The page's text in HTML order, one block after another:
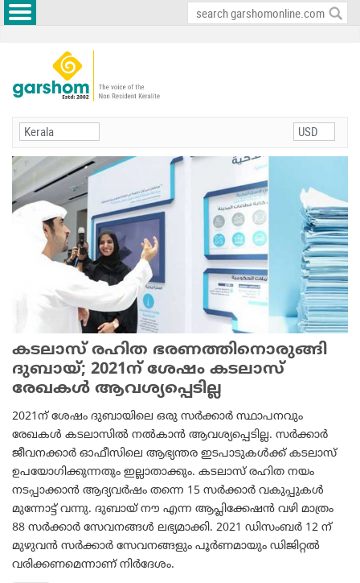
കടലാസ് രഹിത ഭരണത്തിനൊരുങ്ങി
ദുബായ്; 2021ന് ശേഷം കടലാസ്
രേഖകള്‍ ആവശ്യപ്പെടില്ല
2021ന് ശേഷം ദുബായിലെ ഒരു സര്‍ക്കാര്‍ സ്ഥാപനവും
രേഖകള്‍ കടലാസില്‍ നല്‍കാന്‍ ആവശ്യപ്പെടില്ല. സര്‍ക്കാര്‍
ജീവനക്കാര്‍ ഓഫീസിലെ ആഭ്യന്തര ഇടപാടുകള്‍ക്ക് കടലാസ്
ഉപയോഗിക്കുന്നതും ഇല്ലാതാക്കും. കടലാസ് രഹിത നയം
നടപ്പാക്കാന്‍ ആദ്യവര്‍ഷം തന്നെ 15 സര്‍ക്കാര്‍ വകുപ്പുകള്‍
മുന്നോട്ട് വന്നു. ദുബായ് നൗ എന്ന ആപ്ലിക്കേഷന്‍ വഴി മാത്രം
88 സര്‍ക്കാര്‍ സേവനങ്ങള്‍ ലഭ്യമാക്കി. 2021 ഡിസംബര്‍ 12 ന്
മുഴുവന്‍ സര്‍ക്കാര്‍ സേവനങ്ങളും പൂര്‍ണമായും ഡിജിറ്റല്‍
വരിക്കണമെന്നാണ് നിര്‍ദേശം.